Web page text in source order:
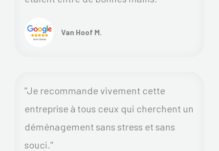
Van Hoof M.
"Je recommande vivement cette
entreprise à tous ceux qui cherchent un
déménagement sans stress et sans
souci."